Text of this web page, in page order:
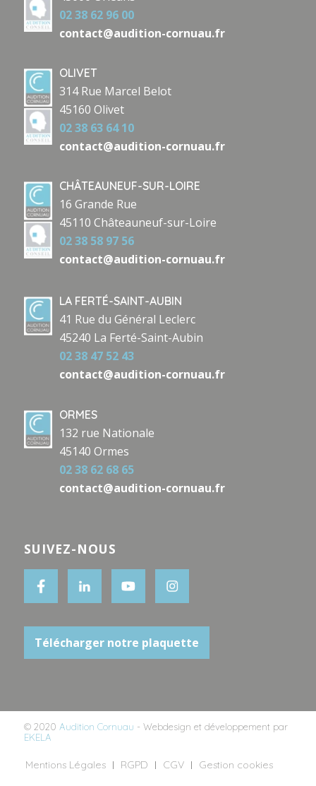
02 38 62 96 00
contact@audition-cornuau.fr
OLIVET
314 Rue Marcel Belot
45160 Olivet
02 38 63 64 10
contact@audition-cornuau.fr
CHÂTEAUNEUF-SUR-LOIRE
16 Grande Rue
45110 Châteauneuf-sur-Loire
02 38 58 97 56
contact@audition-cornuau.fr
LA FERTÉ-SAINT-AUBIN
41 Rue du Général Leclerc
45240 La Ferté-Saint-Aubin
02 38 47 52 43
contact@audition-cornuau.fr
ORMES
132 rue Nationale
45140 Ormes
02 38 62 68 65
contact@audition-cornuau.fr
SUIVEZ-NOUS
Télécharger notre plaquette
© 2020 Audition Cornuau - Webdesign et développement par
EKELA
Mentions Légales RGPD CGV Gestion cookies